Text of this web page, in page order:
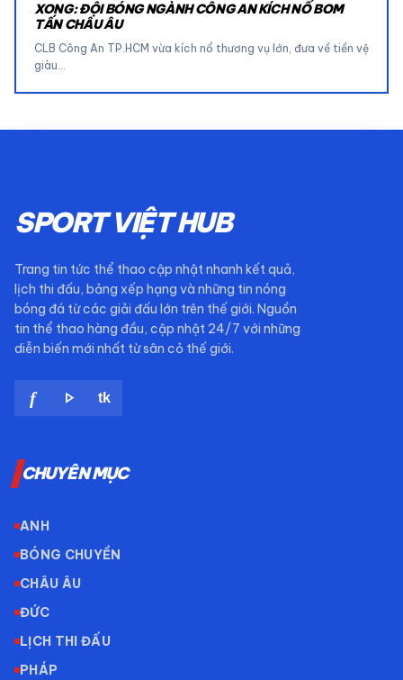
XONG: ĐỘI BÓNG NGÀNH CÔNG AN KÍCH NỔ BOM
TẤN CHÂU ÂU
CLB Công An TP.HCM vừa kích nổ thương vụ lớn, đưa về tiền vệ
giàu…
SPORT VIỆT HUB
Trang tin tức thể thao cập nhật nhanh kết quả,
lịch thi đấu, bảng xếp hạng và những tin nóng
bóng đá từ các giải đấu lớn trên thế giới. Nguồn
tin thể thao hàng đầu, cập nhật 24/7 với những
diễn biến mới nhất từ sân cỏ thế giới.
f play_arrow tk
CHUYÊN MỤC
ANH
BÓNG CHUYỀN
CHÂU ÂU
ĐỨC
LỊCH THI ĐẤU
PHÁP